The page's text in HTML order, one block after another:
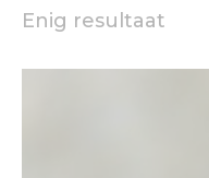
Enig resultaat